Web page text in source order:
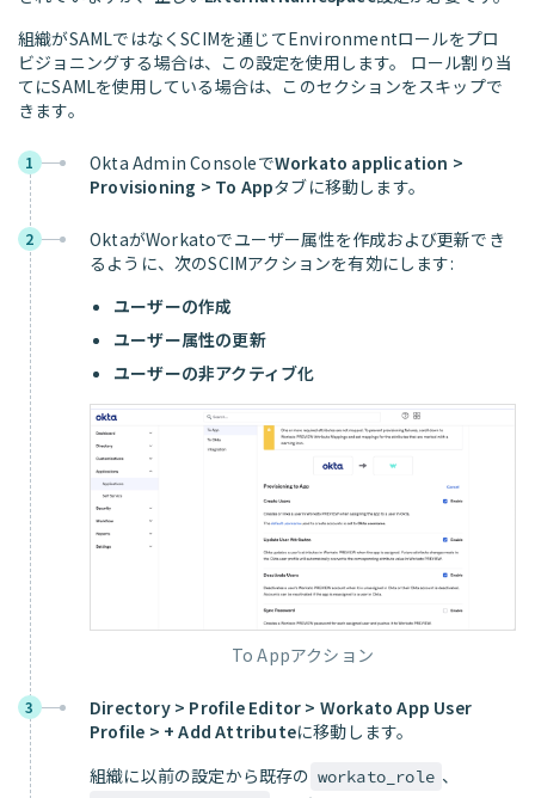
組織がSAMLではなくSCIMを通じてEnvironmentロールをプロ
ビジョニングする場合は、この設定を使用します。 ロール割り当
てにSAMLを使用している場合は、このセクションをスキップで
きます。
1 Okta Admin ConsoleでWorkato application >
Provisioning > To Appタブに移動します。
2
OktaがWorkatoでユーザー属性を作成および更新でき
るように、次のSCIMアクションを有効にします:
ユーザーの作成
ユーザー属性の更新
ユーザーの非アクティブ化
To Appアクション
3
Directory > Profile Editor > Workato App User
Profile > + Add Attributeに移動します。
組織に以前の設定から既存の workato_role 、